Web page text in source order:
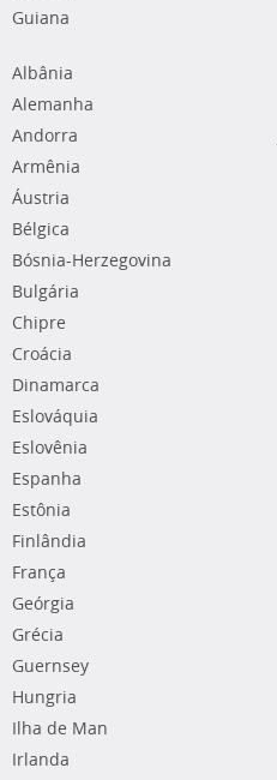
Guiana
Albânia
Alemanha
Andorra
Armênia
Áustria
Bélgica
Bósnia-Herzegovina
Bulgária
Chipre
Croácia
Dinamarca
Eslováquia
Eslovênia
Espanha
Estônia
Finlândia
França
Geórgia
Grécia
Guernsey
Hungria
Ilha de Man
Irlanda